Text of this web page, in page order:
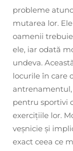
probleme
mutarea lor.
oamenii
ele, iar odată
undeva.
locurile în care
pentru sportivi
exercițiile lor.
veșnicie și
exact ceea ce